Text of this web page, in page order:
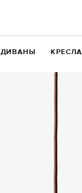
ДИВАНЫ КРЕСЛА